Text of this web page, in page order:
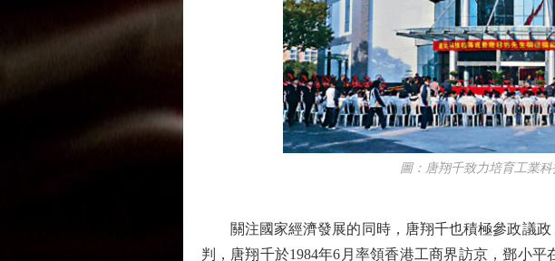
圖：唐翔千致力培育工業科
關注國家經濟發展的同時，唐翔千也積極參政議政
判，唐翔千於1984年6月率領香港工商界訪京，鄧小